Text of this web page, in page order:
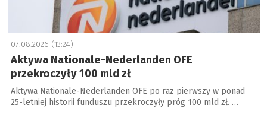
07.08.2026 (13:24)
Aktywa Nationale-Nederlanden OFE
przekroczyły 100 mld zł
Aktywa Nationale-Nederlanden OFE po raz pierwszy w ponad
25-letniej historii funduszu przekroczyły próg 100 mld zł. …